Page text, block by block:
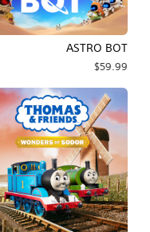
ASTRO BOT
$59.99